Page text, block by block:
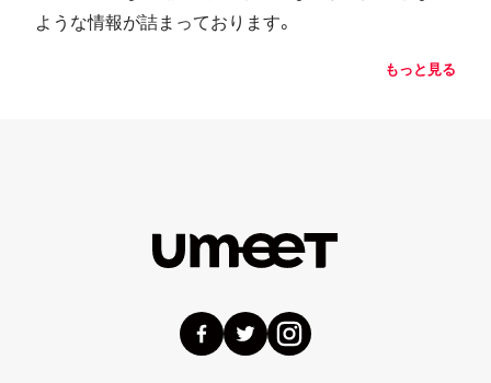
ような情報が詰まっております。
もっと見る